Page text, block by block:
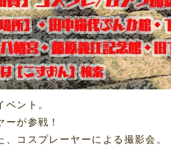
ント。
が参戦！
コスプレーヤーによる撮影会。